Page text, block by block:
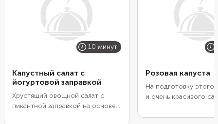
10 минут
Капустный салат с
йогуртовой заправкой
Хрустящий овощной салат с
пикантной заправкой на основе
Розовая капуста
На подготовку этого
и очень красивого
дожидаться его